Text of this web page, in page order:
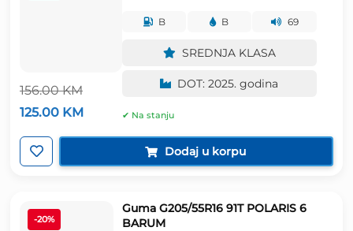
156.00KM
Izvorna
cijena
bila
je:
156.00 KM.
125.00 KM Trenutna
cijena
je:
125.00 KM.
B B 69
SREDNJA KLASA
DOT: 2025. godina
✔ Na stanju
Dodaj u korpu
-20%
Guma G205/55R16 91T POLARIS 6
BARUM